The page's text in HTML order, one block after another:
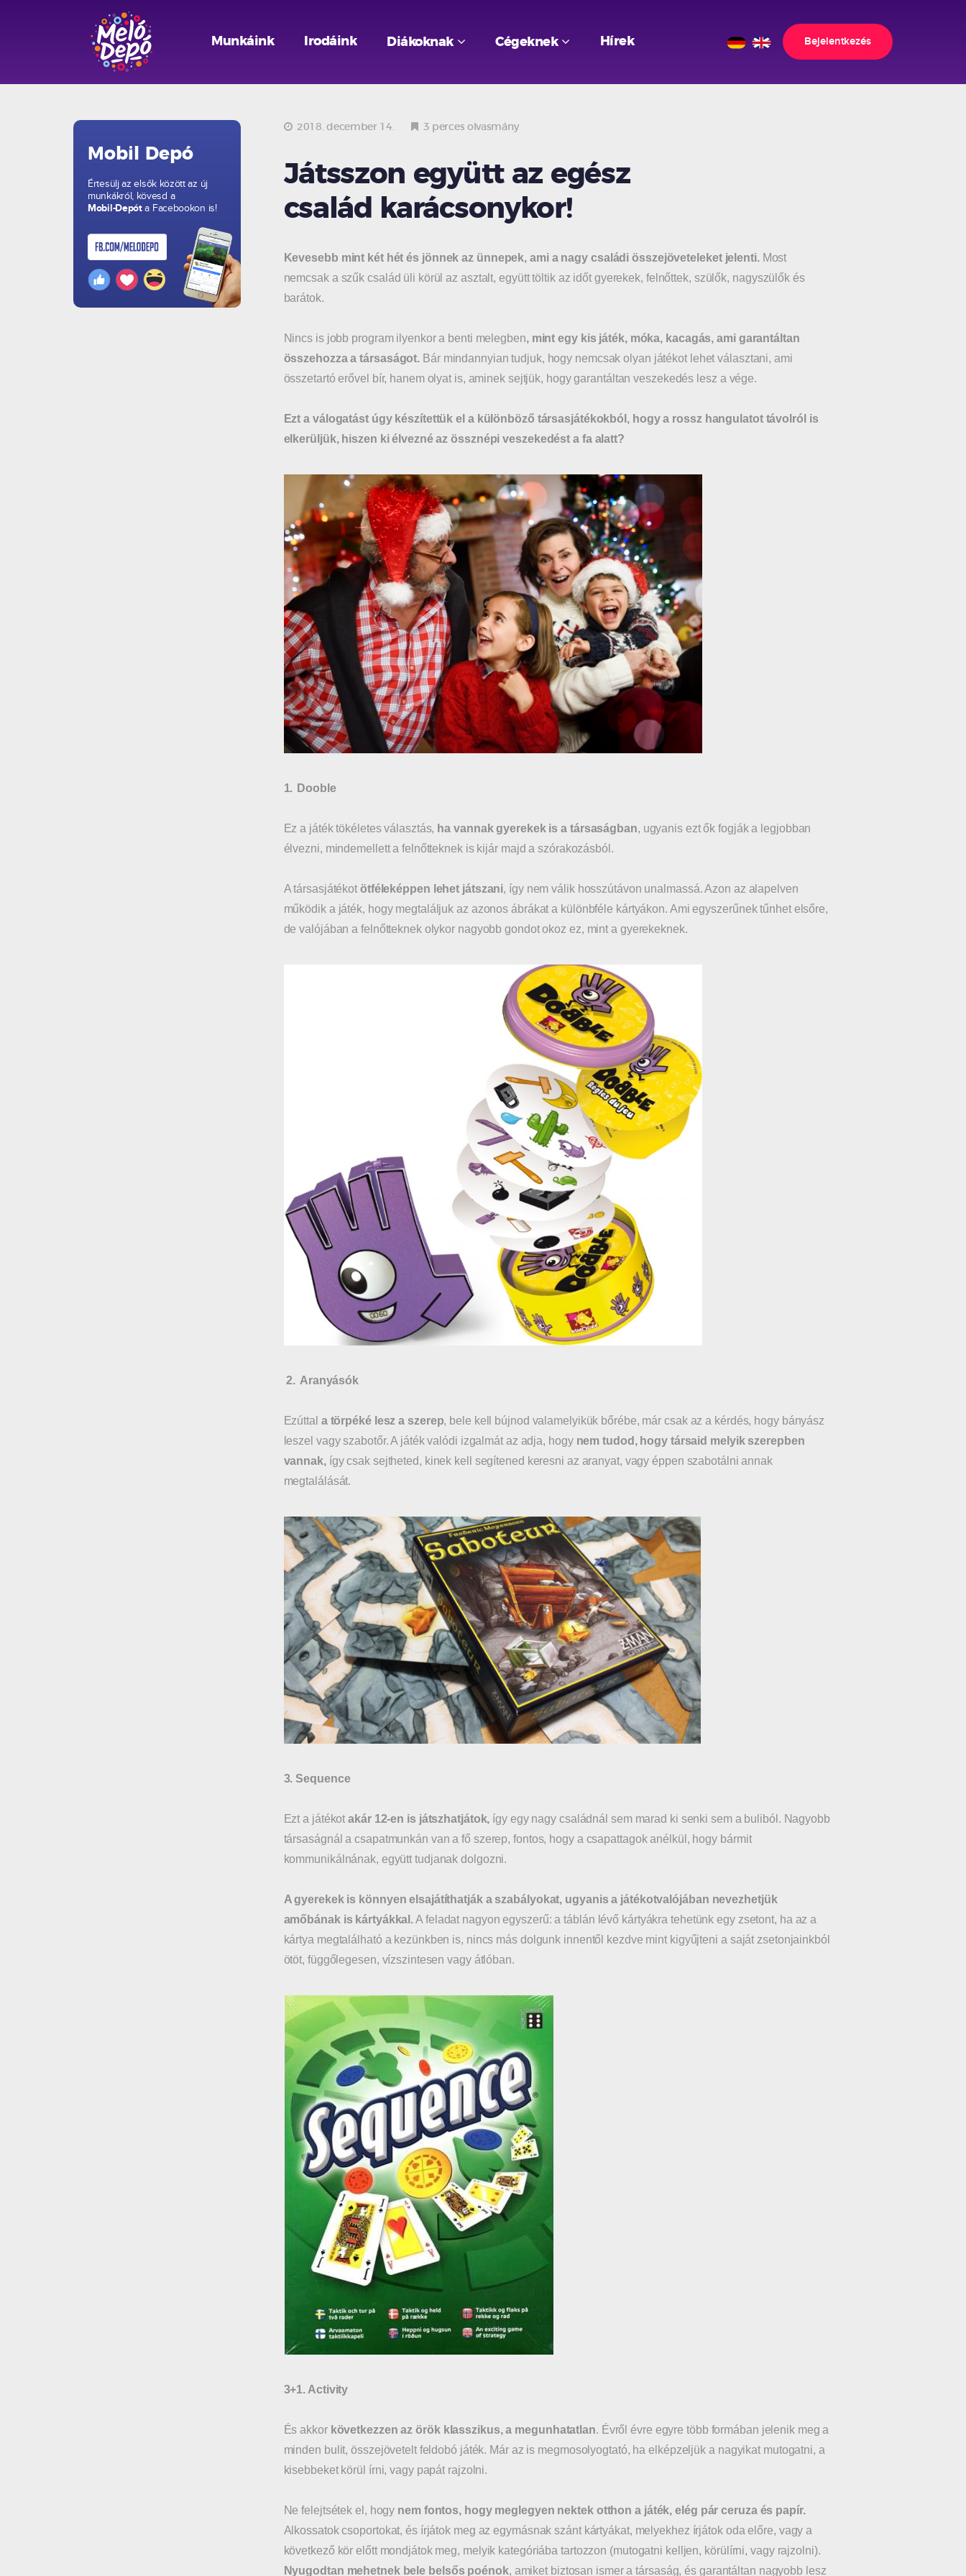
Munkáink Irodáink Diákoknak Cégeknek Hírek Bejelentkezés
Mobil Depó
Értesülj az elsők között az új
munkákról, kövesd a
Mobil-Depóta Facebookon is!
2018. december 14. 3 perces olvasmány
Játsszon együtt az egész
család karácsonykor!
Kevesebb mint két hét és jönnek az ünnepek, ami a nagy családi összejöveteleket jelenti.Most
nemcsak a szűk család üli körül az asztalt, együtt töltik az időt gyerekek, felnőttek, szülők, nagyszülők és
barátok.
Nincs is jobb program ilyenkor a benti melegben, mint egy kis játék, móka, kacagás, ami garantáltan
összehozza a társaságot. Bár mindannyian tudjuk, hogy nemcsak olyan játékot lehet választani, ami
összetartó erővel bír, hanem olyat is, aminek sejtjük, hogy garantáltan veszekedés lesz a vége.
Ezt a válogatást úgy készítettük el a különböző társasjátékokból, hogy a rossz hangulatot távolról is
elkerüljük, hiszen ki élvezné az össznépi veszekedést a fa alatt?
1. Dooble
Ez a játék tökéletes választás, ha vannak gyerekek is a társaságban, ugyanis ezt ők fogják a legjobban
élvezni, mindemellett a felnőtteknek is kijár majd a szórakozásból.
A társasjátékot ötféleképpen lehet játszani, így nem válik hosszútávon unalmassá. Azon az alapelven
működik a játék, hogy megtaláljuk az azonos ábrákat a különbféle kártyákon. Ami egyszerűnek tűnhet elsőre,
de valójában a felnőtteknek olykor nagyobb gondot okoz ez, mint a gyerekeknek.
2. Aranyásók
Ezúttal a törpéké lesz a szerep, bele kell bújnod valamelyikük bőrébe, már csak az a kérdés, hogy bányász
leszel vagy szabotőr. A játék valódi izgalmát az adja, hogy nem tudod, hogy társaid melyik szerepben
vannak,így csak sejtheted, kinek kell segítened keresni az aranyat, vagy éppen szabotálni annak
megtalálását.
3. Sequence
Ezt a játékotakár 12-en is játszhatjátok, így egy nagy családnál sem marad ki senki sem a buliból. Nagyobb
társaságnál a csapatmunkán van a fő szerep, fontos, hogy a csapattagok anélkül, hogy bármit
kommunikálnának, együtt tudjanak dolgozni.
A gyerekek is könnyen elsajátíthatják a szabályokat, ugyanis a játékotvalójában nevezhetjük
amőbának is kártyákkal.A feladat nagyon egyszerű: a táblán lévő kártyákra tehetünk egy zsetont, ha az a
kártya megtalálható a kezünkben is, nincs más dolgunk innentől kezdve mint kigyűjteni a saját zsetonjainkból
ötöt, függőlegesen, vízszintesen vagy átlóban.
3+1. Activity
És akkor következzen az örök klasszikus, a megunhatatlan. Évről évre egyre több formában jelenik meg a
minden bulit, összejövetelt feldobó játék. Már az is megmosolyogtató, ha elképzeljük a nagyikat mutogatni, a
kisebbeket körül írni, vagy papát rajzolni.
Ne felejtsétek el, hogy nem fontos, hogy meglegyen nektek otthon a játék, elég pár ceruza és papír.
Alkossatok csoportokat, és írjátok meg az egymásnak szánt kártyákat, melyekhez írjátok oda előre, vagy a
következő kör előtt mondjátok meg, melyik kategóriába tartozzon (mutogatni kelljen, körülírni, vagy rajzolni).
Nyugodtan mehetnek bele belsős poénok, amiket biztosan ismer a társaság, és garantáltan nagyobb lesz